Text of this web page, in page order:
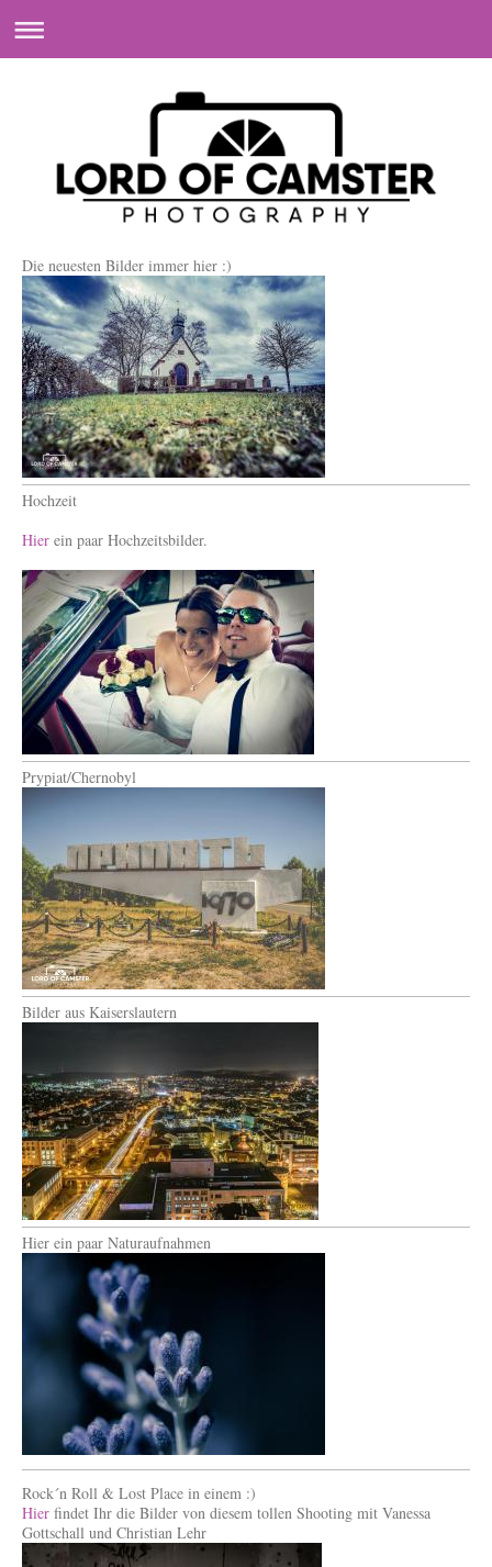
Die neuesten Bilder immer hier :)
Hochzeit
Hier ein paar Hochzeitsbilder.
Prypiat/Chernobyl
Bilder aus Kaiserslautern
Hier ein paar Naturaufnahmen
Rock´n Roll & Lost Place in einem :)
Hier findet Ihr die Bilder von diesem tollen Shooting mit Vanessa
Gottschall und Christian Lehr